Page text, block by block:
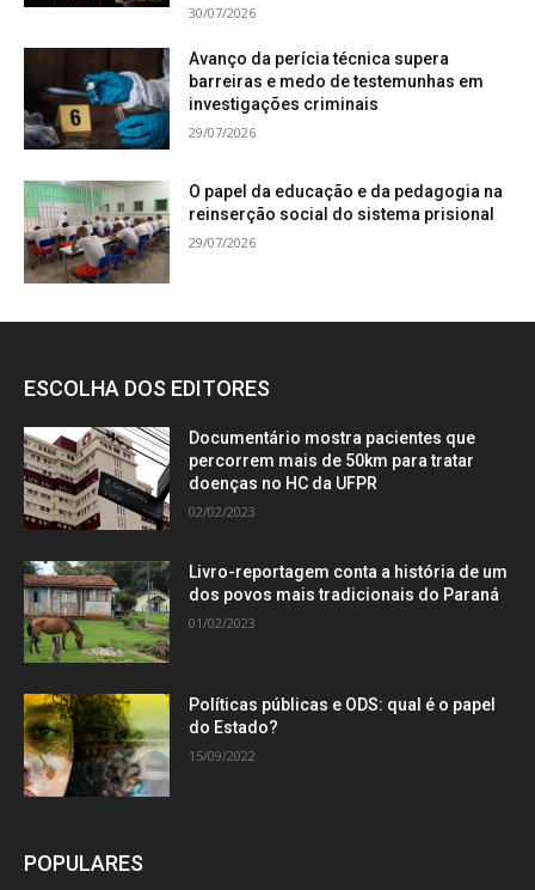
30/07/2026
Avanço da perícia técnica supera
barreiras e medo de testemunhas em
investigações criminais
29/07/2026
O papel da educação e da pedagogia na
reinserção social do sistema prisional
29/07/2026
ESCOLHA DOS EDITORES
Documentário mostra pacientes que
percorrem mais de 50km para tratar
doenças no HC da UFPR
02/02/2023
Livro-reportagem conta a história de um
dos povos mais tradicionais do Paraná
01/02/2023
Políticas públicas e ODS: qual é o papel
do Estado?
15/09/2022
POPULARES